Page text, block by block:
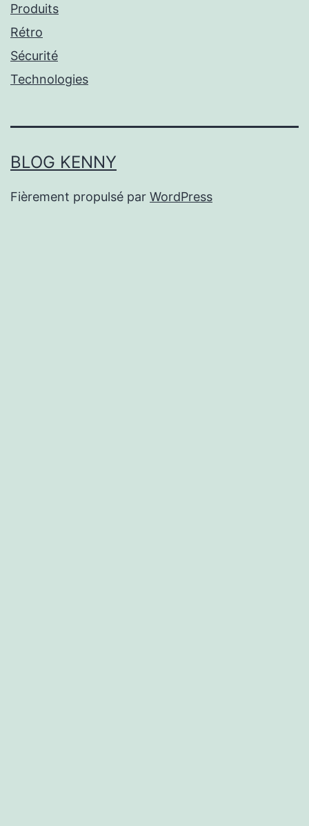
Produits
Rétro
Sécurité
Technologies
BLOG KENNY
Fièrement propulsé par WordPress